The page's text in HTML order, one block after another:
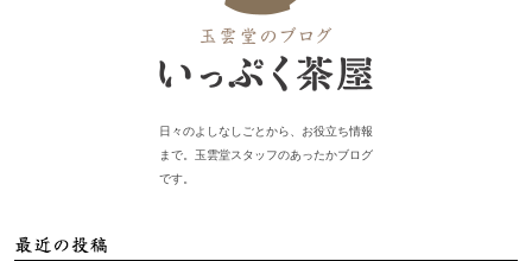
日々のよしなしごとから、お役立ち情報
まで。玉雲堂スタッフのあったかブログ
です。